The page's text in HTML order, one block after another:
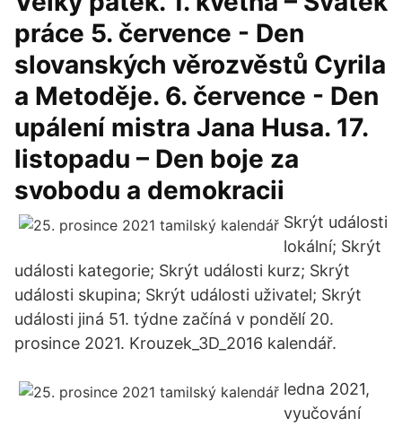
práce 5. července - Den
slovanských věrozvěstů Cyrila
a Metoděje. 6. července - Den
upálení mistra Jana Husa. 17.
listopadu – Den boje za
svobodu a demokracii
Skrýt události
lokální; Skrýt
události kategorie; Skrýt události kurz; Skrýt
události skupina; Skrýt události uživatel; Skrýt
události jiná 51. týdne začíná v pondělí 20.
prosince 2021. Krouzek_3D_2016 kalendář.
ledna 2021,
vyučování